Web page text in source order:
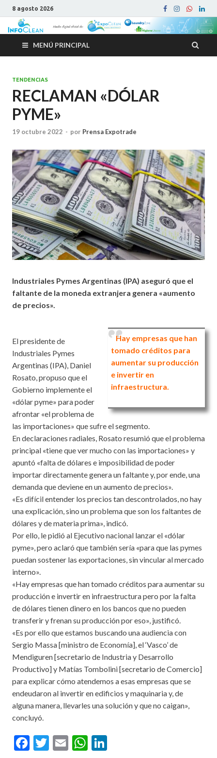
8 agosto 2026
MENÚ PRINCIPAL
TENDENCIAS
RECLAMAN «DÓLAR
PYME»
19 octubre 2022 - por Prensa Expotrade
Industriales Pymes Argentinas (IPA) aseguró que el
faltante de la moneda extranjera genera «aumento
de precios».
Hay empresas que han
tomado créditos para
aumentar su producción
e invertir en
infraestructura.
El presidente de
Industriales Pymes
Argentinas (IPA), Daniel
Rosato, propuso que el
Gobierno implemente el
«dólar pyme» para poder
afrontar «el problema de
las importaciones» que sufre el segmento.
En declaraciones radiales, Rosato resumió que el problema
principal «tiene que ver mucho con las importaciones» y
apuntó «falta de dólares e imposibilidad de poder
importar directamente genera un faltante y, por ende, una
demanda que deviene en un aumento de precios».
«Es difícil entender los precios tan descontrolados, no hay
una explicación, sino un problema que son los faltantes de
dólares y de materia prima», indicó.
Por ello, le pidió al Ejecutivo nacional lanzar el «dólar
pyme», pero aclaró que también sería «para que las pymes
puedan sostener las exportaciones, sin vincular al mercado
interno».
«Hay empresas que han tomado créditos para aumentar su
producción e invertir en infraestructura pero por la falta
de dólares tienen dinero en los bancos que no pueden
transferir y frenan su producción por eso», justificó.
«Es por ello que estamos buscando una audiencia con
Sergio Massa [ministro de Economía], el ‘Vasco’ de
Mendiguren [secretario de Industria y Desarrollo
Productivo] y Matías Tombolini [secretario de Comercio]
para explicar cómo atendemos a esas empresas que se
endeudaron al invertir en edificios y maquinaria y, de
alguna manera, llevarles una solución y que no caigan»,
concluyó.
F
T
E
W